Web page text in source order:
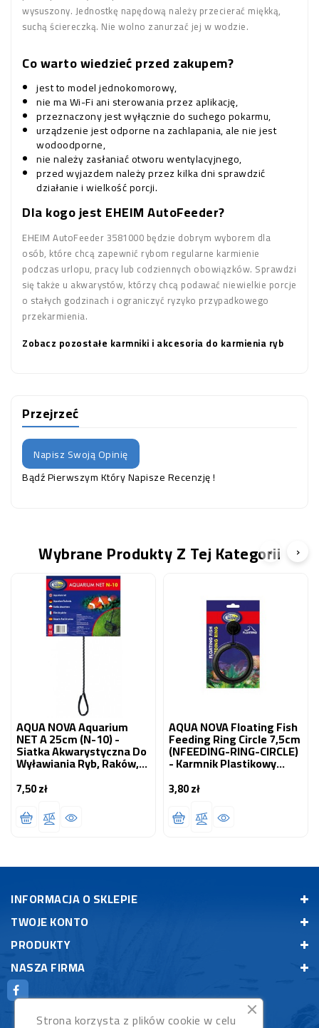
wysuszony. Jednostkę napędową należy przecierać miękką,
suchą ściereczką. Nie wolno zanurzać jej w wodzie.
Co warto wiedzieć przed zakupem?
jest to model jednokomorowy,
nie ma Wi-Fi ani sterowania przez aplikację,
przeznaczony jest wyłącznie do suchego pokarmu,
urządzenie jest odporne na zachlapania, ale nie jest
wodoodporne,
nie należy zasłaniać otworu wentylacyjnego,
przed wyjazdem należy przez kilka dni sprawdzić
działanie i wielkość porcji.
Dla kogo jest EHEIM AutoFeeder?
EHEIM AutoFeeder 3581000 będzie dobrym wyborem dla
osób, które chcą zapewnić rybom regularne karmienie
podczas urlopu, pracy lub codziennych obowiązków. Sprawdzi
się także u akwarystów, którzy chcą podawać niewielkie porcje
o stałych godzinach i ograniczyć ryzyko przypadkowego
przekarmienia.
Zobacz pozostałe karmniki i akcesoria do karmienia ryb
Przejrzeć
Napisz Swoją Opinię
Bądź Pierwszym Który Napisze Recenzję !
Wybrane Produkty Z Tej Kategorii
AQUA NOVA Aquarium
NET A 25cm (N-10) -
Siatka Akwarystyczna Do
Wyławiania Ryb, Raków,
Krewetek
7,50 złCena
AQUA NOVA Floating Fish
Feeding Ring Circle 7,5cm
(NFEEDING-RING-CIRCLE)
- Karmnik Plastikowy
3,80 złCena
‹ ›
INFORMACJA O SKLEPIE
TWOJE KONTO
PRODUKTY
NASZA FIRMA
Strona korzysta z plików cookie w celu